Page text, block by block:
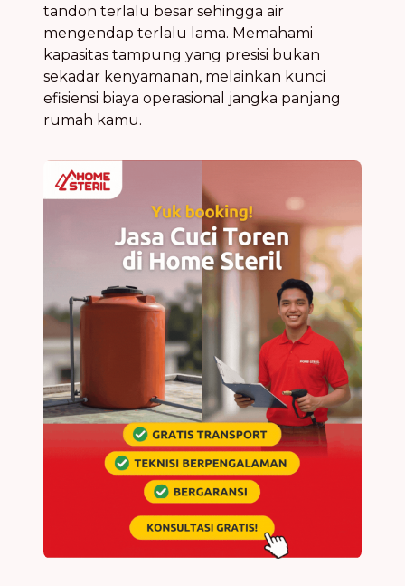
tandon terlalu besar sehingga air
mengendap terlalu lama. Memahami
kapasitas tampung yang presisi bukan
sekadar kenyamanan, melainkan kunci
efisiensi biaya operasional jangka panjang
rumah kamu.